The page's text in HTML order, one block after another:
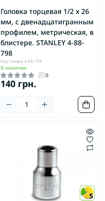
Головка торцевая 1/2 х 26
мм, с двенадцатигранным
профилем, метрическая, в
блистере. STANLEY 4-88-
798
Код товара: 4-88-798
В наличии
0
140 грн.
5